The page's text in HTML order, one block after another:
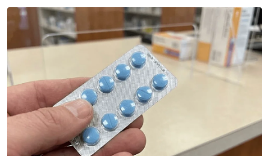
Artikel Disyorkan
Semasa
Seorang rakyat Malaysia maut,
rakan parah kemalangan di
Yala